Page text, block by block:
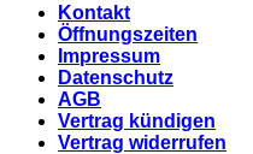
Kontakt
Öffnungszeiten
Impressum
Datenschutz
AGB
Vertrag kündigen
Vertrag widerrufen